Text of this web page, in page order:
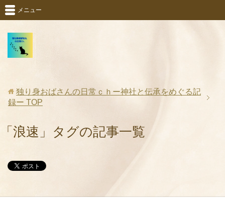
メニュー
独り身おばさんの日常ｃｈー神社と伝承をめぐる記
録ー TOP
「浪速」タグの記事一覧